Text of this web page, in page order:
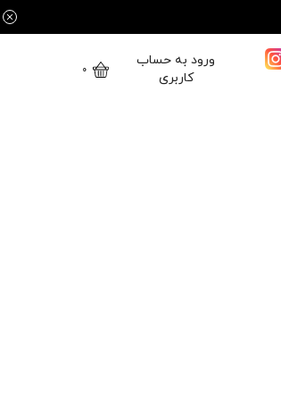
ورود به حساب
کاربری
0